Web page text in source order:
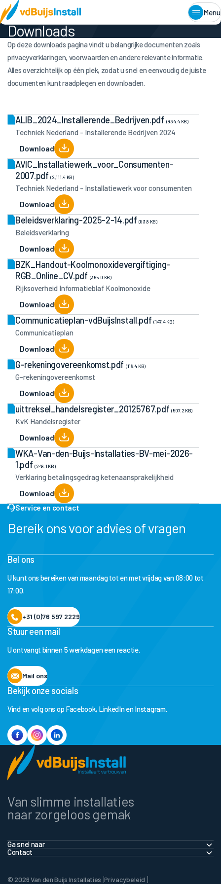
Menu
Home
Downloads
Op deze downloads pagina vindt u belangrijke documenten zoals
privacyverklaringen, voorwaarden en andere relevante informatie.
Alles overzichtelijk op één plek, zodat u snel en eenvoudig de juiste
documenten kunt raadplegen en downloaden.
ALIB_2024_Installerende_Bedrijven.pdf (934.4 KB)
Techniek Nederland - Installerende Bedrijven 2024
Download
AVIC_Installatiewerk_voor_Consumenten-
2007.pdf(2,111.4 KB)
Techniek Nederland - Installatiewerk voor consumenten
Download
Beleidsverklaring-2025-2-14.pdf(83.8 KB)
Beleidsverklaring
Download
BZK_Handout-Koolmonoxidevergiftiging-
RGB_Online_CV.pdf (365.0 KB)
Rijksoverheid Informatieblaf Koolmonoxide
Download
Communicatieplan-vdBuijsInstall.pdf(147.4 KB)
Communicatieplan
Download
G-rekeningovereenkomst.pdf (118.4 KB)
G-rekeningovereenkomst
Download
uittreksel_handelsregister_20125767.pdf (507.2 KB)
KvK Handelsregister
Download
WKA-Van-den-Buijs-Installaties-BV-mei-2026-
1.pdf(248.1 KB)
Verklaring betalingsgedrag ketenaansprakelijkheid
Download
Service en contact
Bereik ons voor advies of vragen
Bel ons
U kunt ons bereiken van maandag tot en met vrijdag van 08:00 tot
17:00.
+31 (0)76 597 2229
Stuur een mail
U ontvangt binnen 5 werkdagen een reactie.
Mail ons
Bekijk onze socials
Vind en volg ons op Facebook, LinkedIn en Instagram.
Van slimme installaties
naar zorgeloos gemak
Ga snel naar
Thuis
Contact
+31 (0)76 597 2229
© 2026 Van den Buijs Installaties Privacybeleid